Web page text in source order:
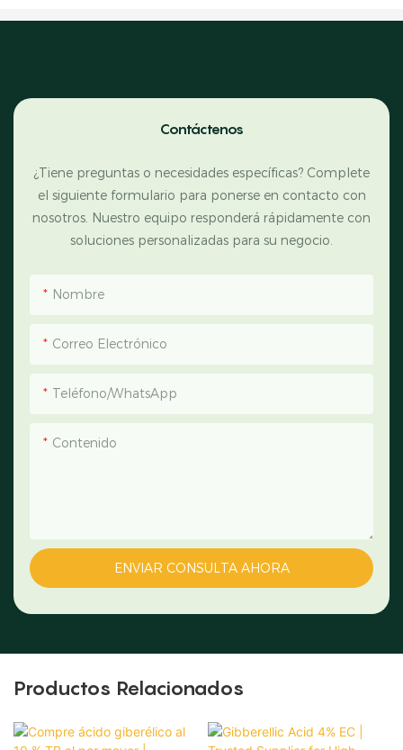
Contáctenos
¿Tiene preguntas o necesidades específicas? Complete
el siguiente formulario para ponerse en contacto con
nosotros. Nuestro equipo responderá rápidamente con
soluciones personalizadas para su negocio.
Nombre
Correo Electrónico
Teléfono/WhatsApp
Contenido
ENVIAR CONSULTA AHORA
Productos Relacionados